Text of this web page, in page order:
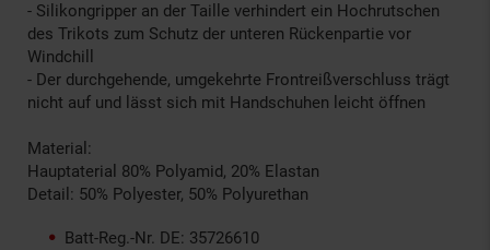
- Silikongripper an der Taille verhindert ein Hochrutschen
des Trikots zum Schutz der unteren Rückenpartie vor
Windchill
- Der durchgehende, umgekehrte Frontreißverschluss trägt
nicht auf und lässt sich mit Handschuhen leicht öffnen
Material:
Hauptaterial 80% Polyamid, 20% Elastan
Detail: 50% Polyester, 50% Polyurethan
Batt-Reg.-Nr. DE: 35726610